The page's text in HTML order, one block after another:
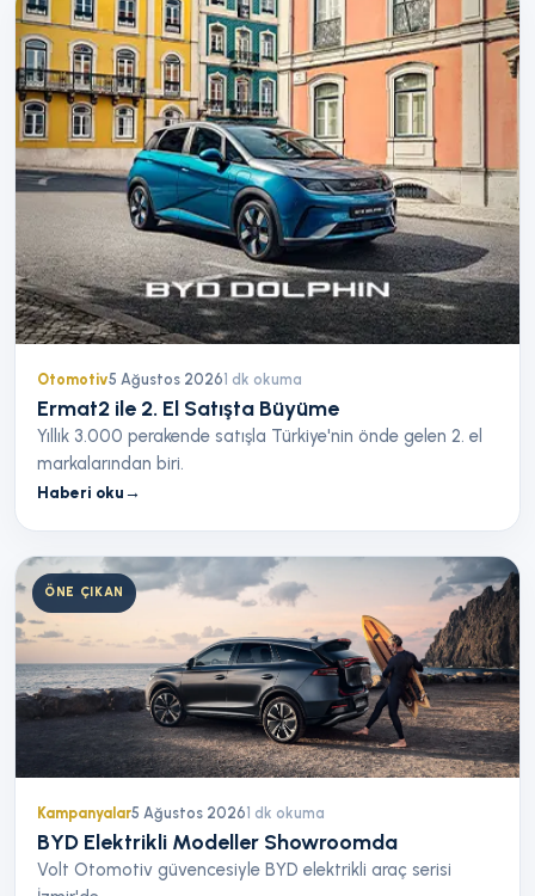
Otomotiv5 Ağustos 20261 dk okuma
Ermat2 ile 2. El Satışta Büyüme
Yıllık 3.000 perakende satışla Türkiye'nin önde gelen 2. el
markalarından biri.
Haberi oku→
ÖNE ÇIKAN
Kampanyalar5 Ağustos 20261 dk okuma
BYD Elektrikli Modeller Showroomda
Volt Otomotiv güvencesiyle BYD elektrikli araç serisi